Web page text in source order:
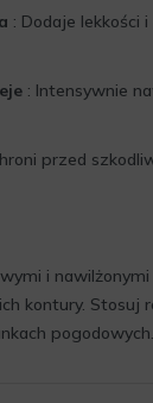
: Dodaje lekkości
: Intensywnie
przed
i
kontury. Stosuj
pogodowych.